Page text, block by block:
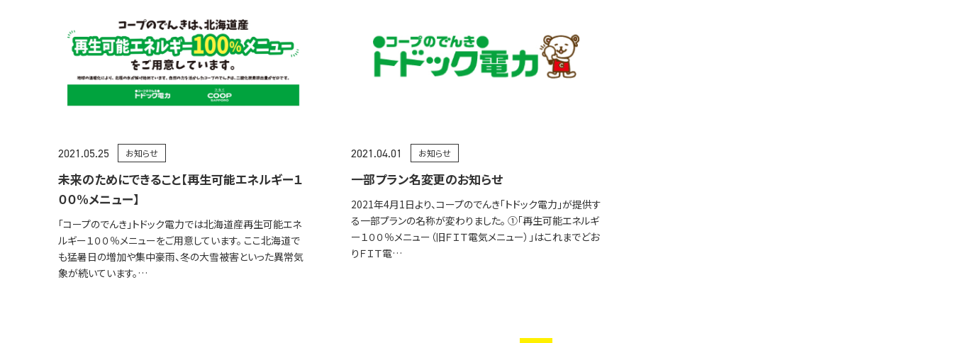
2021.05.25 お知らせ
未来のためにできること【再生可能エネルギー１
００%メニュー】
「コープのでんき」トドック電力では北海道産再生可能エネ
ルギー１００％メニューをご用意しています。 ここ北海道で
も猛暑日の増加や集中豪雨、冬の大雪被害といった異常気
象が続いています。…
2021.04.01 お知らせ
一部プラン名変更のお知らせ
2021年4月1日より、コープのでんき「トドック電力」が提供す
る一部プランの名称が変わりました。 ①「再生可能エネルギ
ー１００％メニュー（旧ＦＩＴ電気メニュー）」はこれまでどお
りＦＩＴ電…